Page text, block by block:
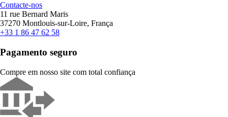
Contacte-nos
11 rue Bernard Maris
37270 Montlouis-sur-Loire, França
+33 1 86 47 62 58
Pagamento seguro
Compre em nosso site com total confiança